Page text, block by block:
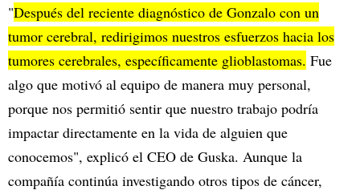
"Después del reciente diagnóstico de Gonzalo con un
tumor cerebral, redirigimos nuestros esfuerzos hacia los
tumores cerebrales, específicamente glioblastomas. Fue
algo que motivó al equipo de manera muy personal,
porque nos permitió sentir que nuestro trabajo podría
impactar directamente en la vida de alguien que
conocemos", explicó el CEO de Guska. Aunque la
compañía continúa investigando otros tipos de cáncer,